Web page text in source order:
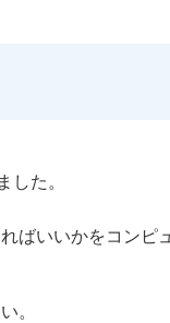
した。
ばいいかをコンピ
。